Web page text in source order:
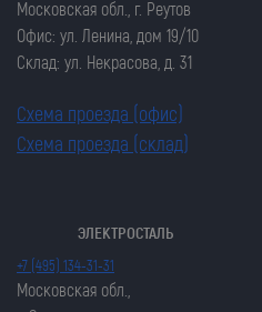
Московская обл., г. Реутов
Офис: ул. Ленина, дом 19/10
Склад: ул. Некрасова, д. 31
Схема проезда (офис)
Схема проезда (склад)
ЭЛЕКТРОСТАЛЬ
+7 (495) 134-31-31
Московская обл.,
Закрыть попап
ОСТАВИТЬ ЗАЯВКУ
Закрыть попап
ОСТАВИТЬ ЗАЯВКУ
Закрыть попап